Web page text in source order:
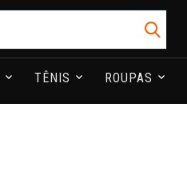
TÊNIS ROUPAS